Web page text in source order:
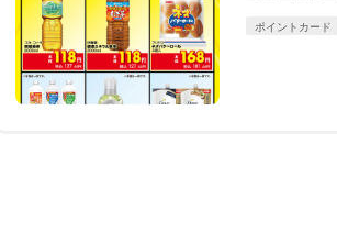
ポイントカード